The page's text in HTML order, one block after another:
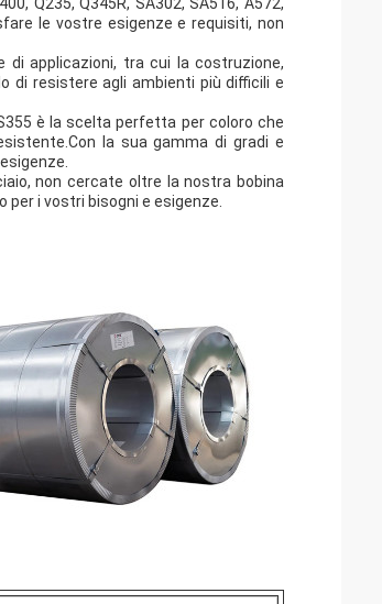
le vostre esigenze e requisiti, non
applicazioni, tra cui la costruzione,
di resistere agli ambienti più difficili e
è la scelta perfetta per coloro che
la sua gamma di gradi e
non cercate oltre la nostra bobina
i vostri bisogni e esigenze.